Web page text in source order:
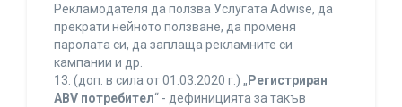
Рекламодателя да ползва Услугата Adwise, да
прекрати нейното ползване, да променя
паролата си, да заплаща рекламните си
кампании и др.
13. (доп. в сила от 01.03.2020 г.) „ Регистриран
ABV потребител“ - дефиницията за такъв